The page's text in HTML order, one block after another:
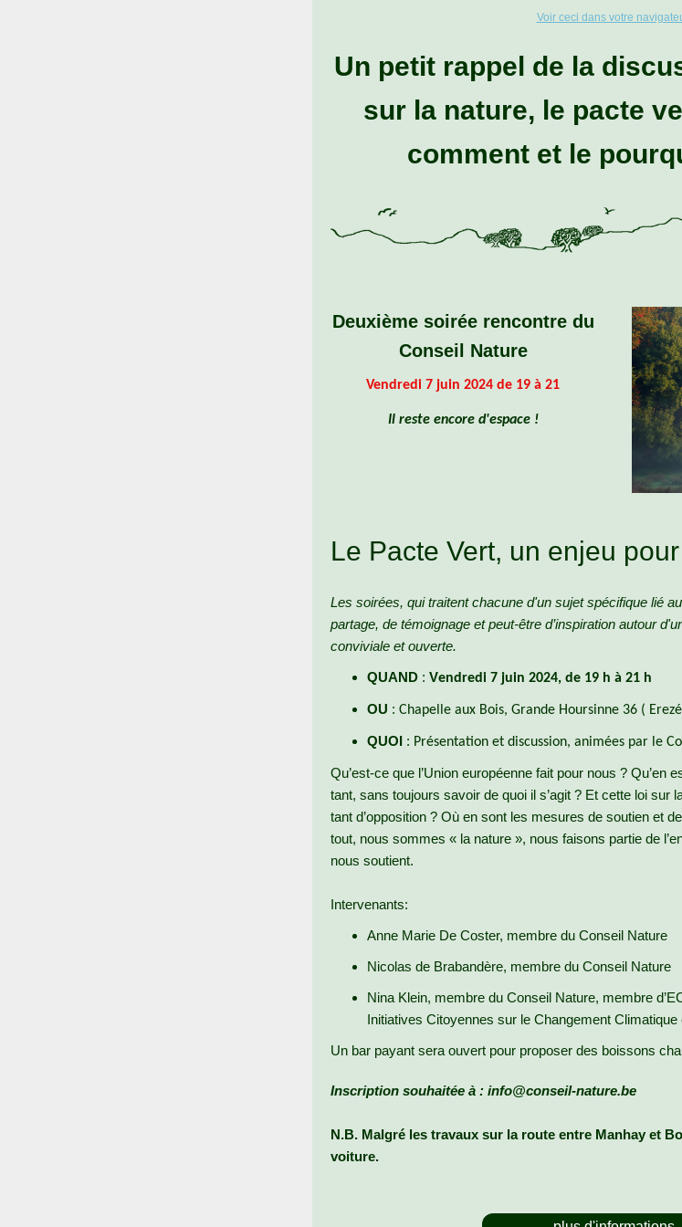
Voir ceci dans votre
Un petit rappel de la
sur la nature, le pacte
comment et le
Deuxième soirée rencontre du
Conseil Nature
Vendredi 7 juin 2024 de 19 à 21
Il reste encore d'espace !
Le Pacte Vert, un enjeu
Les soirées, qui traitent chacune d'un sujet spécifique lié
partage, de témoignage et peut-être d’inspiration autour
conviviale et ouverte.
QUAND : Vendredi 7 juin 2024, de 19 h à 21 h
OU : Chapelle aux Bois, Grande Hoursinne 36 (
QUOI : Présentation et discussion, animées par le
Qu’est-ce que l’Union européenne fait pour nous ? Qu’en
tant, sans toujours savoir de quoi il s’agit ? Et cette loi sur
tant d’opposition ? Où en sont les mesures de soutien et
tout, nous sommes « la nature », nous faisons partie de
nous soutient.
Intervenants:
Anne Marie De Coster, membre du Conseil Nature
Nicolas de Brabandère, membre du Conseil Nature
Nina Klein, membre du Conseil Nature, membre
Initiatives Citoyennes sur le Changement
Un bar payant sera ouvert pour proposer des boissons
Inscription souhaitée à : info@conseil-nature.be
N.B. Malgré les travaux sur la route entre Manhay et
voiture.